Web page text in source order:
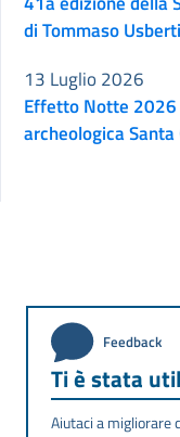
di Tommaso Usberti
Effetto Notte
archeologica
13 Luglio 2026
Feedback
Ti è stata
Aiutaci a